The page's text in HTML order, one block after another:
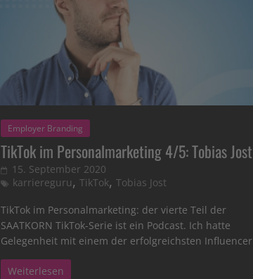
Employer Branding
TikTok im Personalmarketing 4/5: Tobias Jost
15. September 2020
karriereguru,TikTok,Tobias Jost
TikTok im Personalmarketing: der vierte Teil der
SAATKORN TikTok-Serie ist ein Podcast. Ich hatte
Gelegenheit mit einem der erfolgreichsten Influencer
Weiterlesen